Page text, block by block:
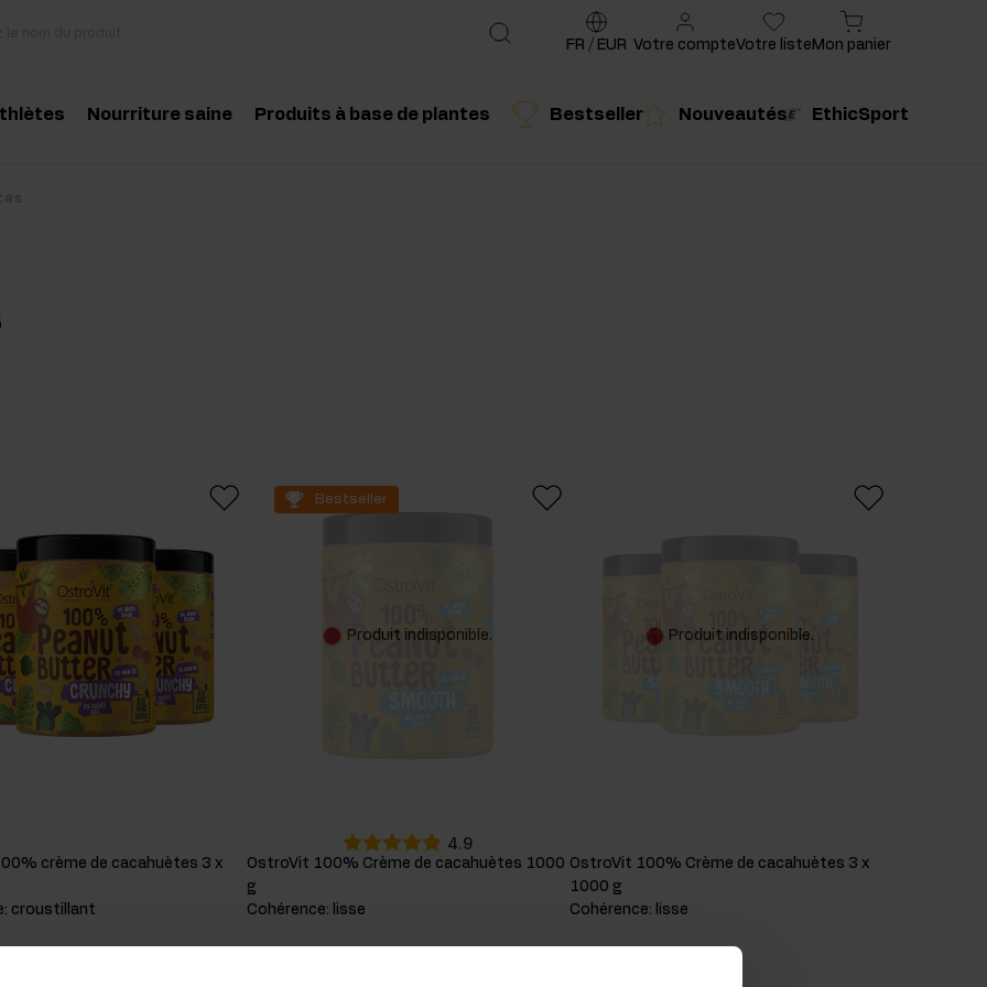
pour la masse musculaire
hormonaux
Nourriture saine Produits à base de plantes Bestseller Nouveautés EthicSport
FR / EUR Votre compteVotre liste Mon panier
crème de cacahuètes 3 x
: croustillant
Produit indisponible.
Bestseller
4.9
OstroVit 100% Crème de cacahuètes 1000
g
Cohérence: lisse
Produit indisponible.
OstroVit 100% Crème de cacahuètes 3 x
1000 g
Cohérence: lisse